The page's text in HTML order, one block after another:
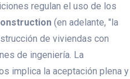
regulan el uso de los
(en adelante, "la
de viviendas con
de ingeniería. La
implica la aceptación plena y